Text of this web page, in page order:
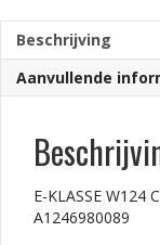
Beschrijving
Aanvullende
E-KLASSE W124
A1246980089